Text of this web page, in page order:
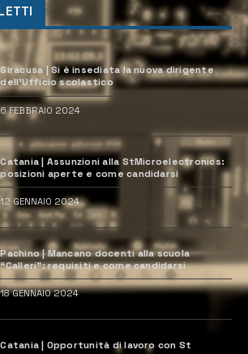
Siracusa | Si è insediata la nuova dirigente
dell’Ufficio scolastico
6 FEBBRAIO 2024
Catania | Assunzioni alla StMicroelectronics:
posizioni aperte e come candidarsi
12 GENNAIO 2024
Pachino | Mancano docenti alla scuola
“Calleri”: requisiti e come candidarsi
18 GENNAIO 2024
Catania | Opportunità di lavoro con St